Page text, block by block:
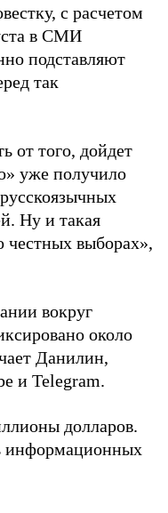
с расчетом
в СМИ
подставляют
так
от того, дойдет
уже получило
Ну и такая
честных выборах»,
вокруг
около
Данилин,
и Telegram.
долларов.
информационных